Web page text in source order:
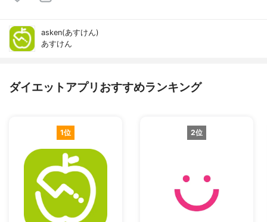
asken(あすけん)
あすけん
ダイエットアプリおすすめランキング
1位 2位